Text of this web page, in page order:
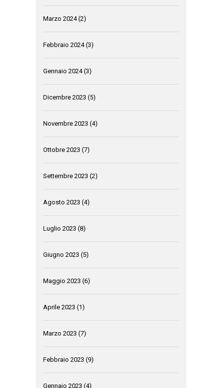
Marzo 2024(2)
Febbraio 2024(3)
Gennaio 2024(3)
Dicembre 2023 (5)
Novembre 2023 (4)
Ottobre 2023 (7)
Settembre 2023 (2)
Agosto 2023 (4)
Luglio 2023 (8)
Giugno 2023 (5)
Maggio 2023 (6)
Aprile 2023 (1)
Marzo 2023 (7)
Febbraio 2023 (9)
Gennaio 2023 (4)